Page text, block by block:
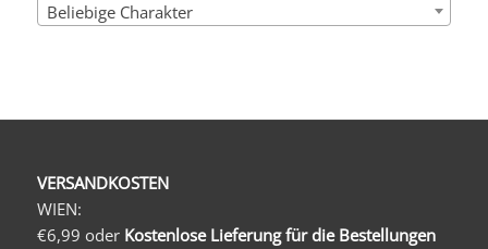
Beliebige Charakter
VERSANDKOSTEN
WIEN:
€6,99 oder Kostenlose Lieferung für die Bestellungen